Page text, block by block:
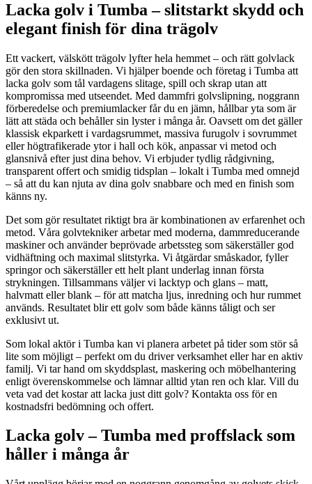
Lacka golv i Tumba – slitstarkt skydd och
elegant finish för dina trägolv
Ett vackert, välskött trägolv lyfter hela hemmet – och rätt golvlack
gör den stora skillnaden. Vi hjälper boende och företag i Tumba att
lacka golv som tål vardagens slitage, spill och skrap utan att
kompromissa med utseendet. Med dammfri golvslipning, noggrann
förberedelse och premiumlacker får du en jämn, hållbar yta som är
lätt att städa och behåller sin lyster i många år. Oavsett om det gäller
klassisk ekparkett i vardagsrummet, massiva furugolv i sovrummet
eller högtrafikerade ytor i hall och kök, anpassar vi metod och
glansnivå efter just dina behov. Vi erbjuder tydlig rådgivning,
transparent offert och smidig tidsplan – lokalt i Tumba med omnejd
– så att du kan njuta av dina golv snabbare och med en finish som
känns ny.
Det som gör resultatet riktigt bra är kombinationen av erfarenhet och
metod. Våra golvtekniker arbetar med moderna, dammreducerande
maskiner och använder beprövade arbetssteg som säkerställer god
vidhäftning och maximal slitstyrka. Vi åtgärdar småskador, fyller
springor och säkerställer ett helt plant underlag innan första
strykningen. Tillsammans väljer vi lacktyp och glans – matt,
halvmatt eller blank – för att matcha ljus, inredning och hur rummet
används. Resultatet blir ett golv som både känns tåligt och ser
exklusivt ut.
Som lokal aktör i Tumba kan vi planera arbetet på tider som stör så
lite som möjligt – perfekt om du driver verksamhet eller har en aktiv
familj. Vi tar hand om skyddsplast, maskering och möbelhantering
enligt överenskommelse och lämnar alltid ytan ren och klar. Vill du
veta vad det kostar att lacka just ditt golv? Kontakta oss för en
kostnadsfri bedömning och offert.
Lacka golv – Tumba med proffslack som
håller i många år